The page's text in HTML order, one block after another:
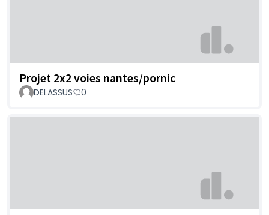
Projet 2x2 voies nantes/pornic
DELASSUS 0